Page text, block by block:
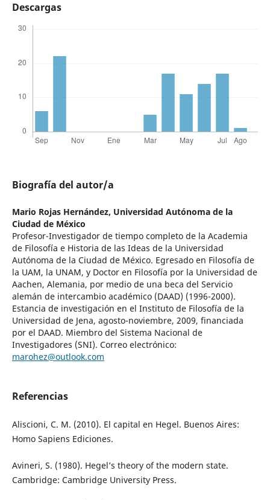
Descargas
Biografía del autor/a
Mario Rojas Hernández, Universidad Autónoma de la
Ciudad de México
Profesor-Investigador de tiempo completo de la Academia
de Filosofía e Historia de las Ideas de la Universidad
Autónoma de la Ciudad de México. Egresado en Filosofía de
la UAM, la UNAM, y Doctor en Filosofía por la Universidad de
Aachen, Alemania, por medio de una beca del Servicio
alemán de intercambio académico (DAAD) (1996-2000).
Estancia de investigación en el Instituto de Filosofía de la
Universidad de Jena, agosto-noviembre, 2009, financiada
por el DAAD. Miembro del Sistema Nacional de
Investigadores (SNI). Correo electrónico:
marohez@outlook.com
Referencias
Aliscioni, C. M. (2010). El capital en Hegel. Buenos Aires:
Homo Sapiens Ediciones.
Avineri, S. (1980). Hegel’s theory of the modern state.
Cambridge: Cambridge University Press.